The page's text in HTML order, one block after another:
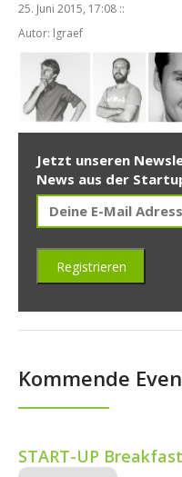
25. Juni 2015, 17:08 ::
Autor: lgraef
Jetzt unseren
News aus der
Kommende
START-UP Breakfast